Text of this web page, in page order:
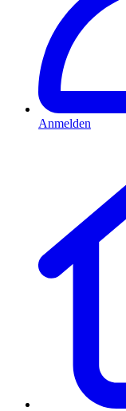
Anmelden